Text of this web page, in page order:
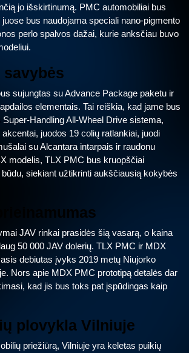
jo išskirtinumą. PMC automobiliai bus
bus naudojama speciali nano-pigmento
perlo spalvos dažai, kurie anksčiau buvo
sujungtas su Advance Package paketu ir
elementais. Tai reiškia, kad jame bus
Super-Handling All-Wheel Drive sistema,
juodos 19 colių ratlankiai, juodi
su Alcantara intarpais ir raudonu
modelis, TLX PMC bus kruopščiai
siekiant užtikrinti aukščiausią kokybės
JAV rinkai prasidės šią vasarą, o kaina
50 000 JAV dolerių. TLX PMC ir MDX
debiutas įvyks 2019 metų Niujorko
Nors apie MDX PMC prototipą detalės dar
kad jis bus toks pat įspūdingas kaip
plovykla Vilniuje
priežiūrą, Vilniuje yra keletas puikių